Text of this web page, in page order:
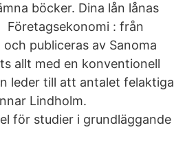
böcker. Dina lån lånas
Företagsekonomi : från
publiceras av Sanoma
allt med en konventionell
leder till att antalet felaktiga
Lindholm.
för studier i grundläggande